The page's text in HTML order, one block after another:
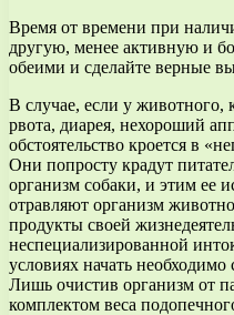
Время от времени при
другую, менее активную и
обеими и сделайте верные
В случае, если у животного,
рвота, диарея, нехороший
обстоятельство кроется в
Они попросту крадут
организм собаки, и этим ее
отравляют организм
продукты своей
неспециализированной
условиях начать
Лишь очистив организм от
комплектом веса